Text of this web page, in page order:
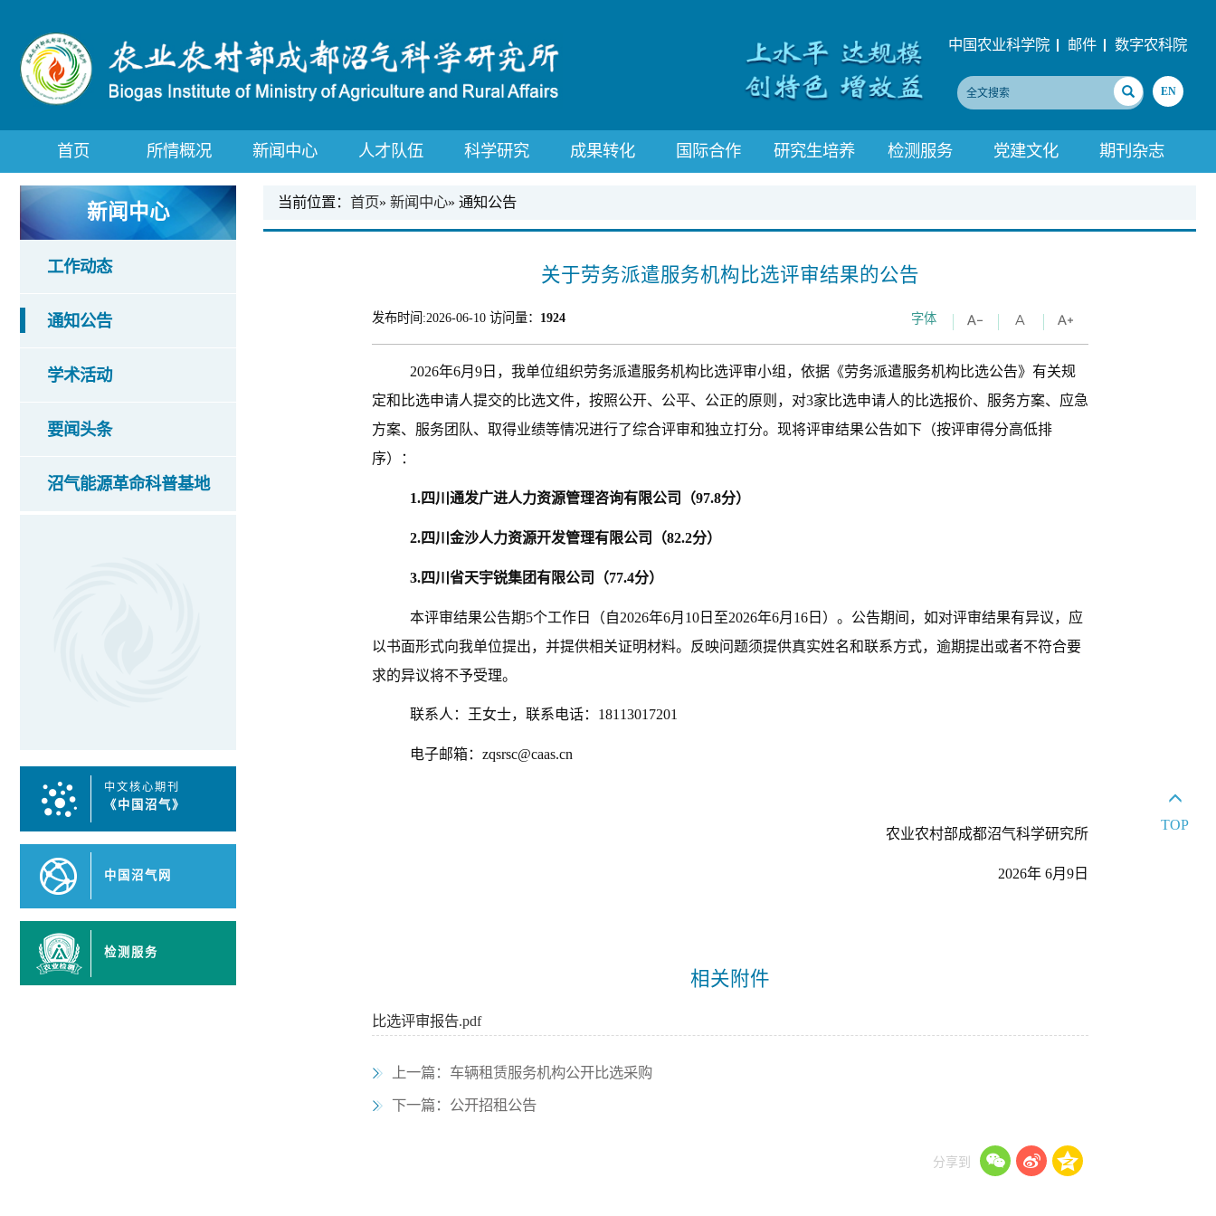
中国农业科学院 邮件 数字农科院
EN
首页 所情概况 新闻中心 人才队伍 科学研究 成果转化 国际合作 研究生培养 检测服务 党建文化 期刊杂志
新闻中心
工作动态
通知公告
学术活动
要闻头条
沼气能源革命科普基地
中文核心期刊
《中国沼气》
中国沼气网
检测服务
当前位置：首页»新闻中心» 通知公告
关于劳务派遣服务机构比选评审结果的公告
发布时间:2026-06-10 访问量： 1924 字体
2026年6月9日，我单位组织劳务派遣服务机构比选评审小组，依据《劳务派遣服务机构比选公告》有关规
定和比选申请人提交的比选文件，按照公开、公平、公正的原则，对3家比选申请人的比选报价、服务方案、应急
方案、服务团队、取得业绩等情况进行了综合评审和独立打分。现将评审结果公告如下（按评审得分高低排
序）：
1.四川通发广进人力资源管理咨询有限公司（97.8分）
2.四川金沙人力资源开发管理有限公司（82.2分）
3.四川省天宇锐集团有限公司（77.4分）
本评审结果公告期5个工作日（自2026年6月10日至2026年6月16日）。公告期间，如对评审结果有异议，应
以书面形式向我单位提出，并提供相关证明材料。反映问题须提供真实姓名和联系方式，逾期提出或者不符合要
求的异议将不予受理。
联系人：王女士，联系电话：18113017201
电子邮箱：zqsrsc@caas.cn
农业农村部成都沼气科学研究所
2026年 6月9日
相关附件
比选评审报告.pdf
上一篇： 车辆租赁服务机构公开比选采购
下一篇： 公开招租公告
分享到
TOP